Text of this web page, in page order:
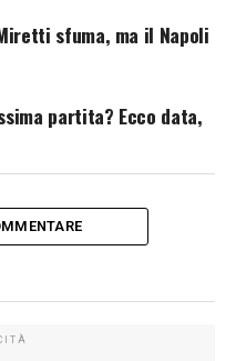
sfuma, ma il Napoli
partita? Ecco data,